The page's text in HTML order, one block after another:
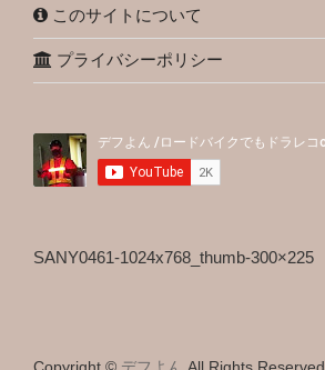
このサイトについて
プライバシーポリシー
SANY0461-1024x768_thumb-300×225